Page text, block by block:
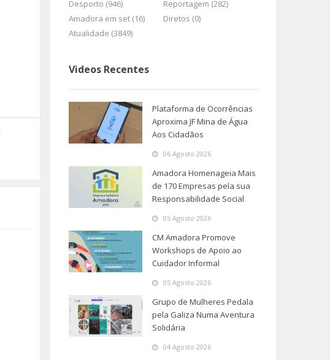
Desporto (946)
Reportagem (282)
Amadora em set (16)
Diretos (0)
Atualidade (3849)
Videos Recentes
Plataforma de Ocorrências
Aproxima JF Mina de Água
Aos Cidadãos
06 Agosto 2026
Amadora Homenageia Mais
de 170 Empresas pela sua
Responsabilidade Social
05 Agosto 2026
CM Amadora Promove
Workshops de Apoio ao
Cuidador Informal
05 Agosto 2026
Grupo de Mulheres Pedala
pela Galiza Numa Aventura
Solidária
04 Agosto 2026